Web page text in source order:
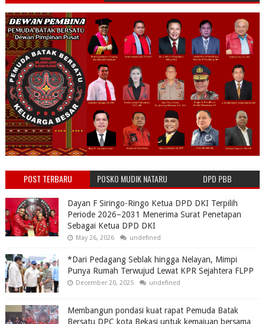
POST TERBARU
POSKO MUDIK NATARU
DPD PBB
Dayan F Siringo-Ringo Ketua DPD DKI Terpilih
Periode 2026–2031 Menerima Surat Penetapan
Sebagai Ketua DPD DKI
May 26, 2026 undefined
*Dari Pedagang Seblak hingga Nelayan, Mimpi
Punya Rumah Terwujud Lewat KPR Sejahtera FLPP
December 20, 2025 undefined
Membangun pondasi kuat rapat Pemuda Batak
Bersatu DPC kota Bekasi untuk kemajuan bersama